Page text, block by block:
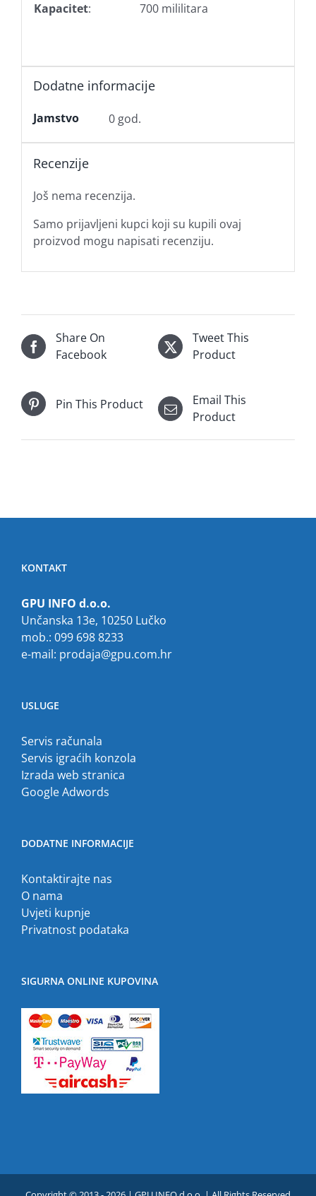
Kapacitet: 700 mililitara
Dodatne informacije
Jamstvo 0 god.
Recenzije
Još nema recenzija.
Samo prijavljeni kupci koji su kupili ovaj
proizvod mogu napisati recenziju.
Share On
Facebook
Tweet This
Product
Pin This Product
Email This
Product
KONTAKT
GPU INFO d.o.o.
Unčanska 13e, 10250 Lučko
mob.: 099 698 8233
e-mail: prodaja@gpu.com.hr
USLUGE
Servis računala
Servis igraćih konzola
Izrada web stranica
Google Adwords
DODATNE INFORMACIJE
Kontaktirajte nas
O nama
Uvjeti kupnje
Privatnost podataka
SIGURNA ONLINE KUPOVINA